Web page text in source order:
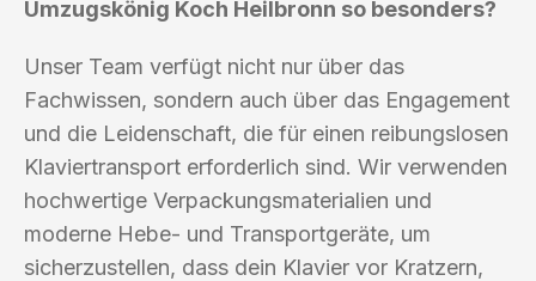
Umzugskönig Koch Heilbronn so besonders?
Unser Team verfügt nicht nur über das
Fachwissen, sondern auch über das Engagement
und die Leidenschaft, die für einen reibungslosen
Klaviertransport erforderlich sind. Wir verwenden
hochwertige Verpackungsmaterialien und
moderne Hebe- und Transportgeräte, um
sicherzustellen, dass dein Klavier vor Kratzern,